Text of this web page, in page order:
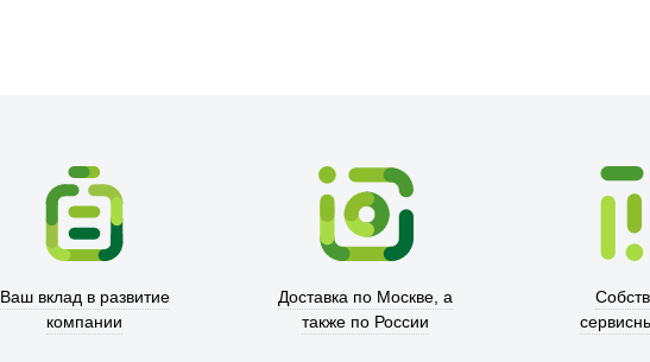
Ваш вклад в развитие
компании
Доставка по Москве, а
также по России